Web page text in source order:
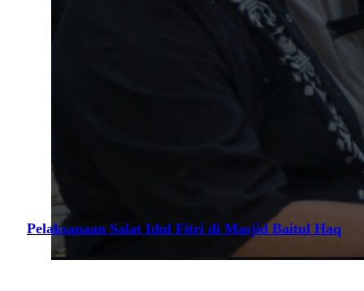
Pelaksanaan Salat Idul Fitri di Masjid Baitul Haq